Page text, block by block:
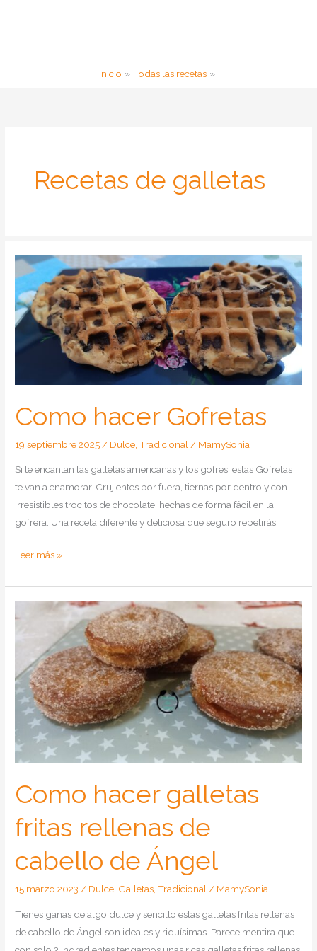
Inicio Todas las recetas
Recetas de galletas
Como hacer Gofretas
19 septiembre 2025 / Dulce ,Tradicional / MamySonia
Si te encantan las galletas americanas y los gofres, estas Gofretas
te van a enamorar. Crujientes por fuera, tiernas por dentro y con
irresistibles trocitos de chocolate, hechas de forma fácil en la
gofrera. Una receta diferente y deliciosa que seguro repetirás.
Como
Gofretas
Leer más »
Como hacer galletas
fritas rellenas de
cabello de Ángel
15 marzo 2023 / Dulce Galletas ,Tradicional / MamySonia
Tienes ganas de algo dulce y sencillo estas galletas fritas rellenas
de cabello de Ángel son ideales y riquísimas. Parece mentira que